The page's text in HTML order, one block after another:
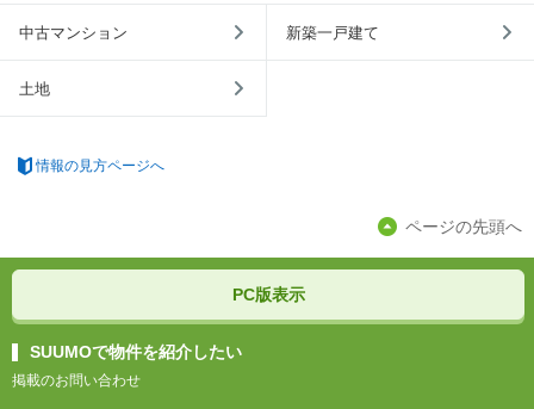
中古マンション 新築一戸建て
土地
情報の見方ページへ
ページの先頭へ
PC版表示
SUUMOで物件を紹介したい
掲載のお問い合わせ